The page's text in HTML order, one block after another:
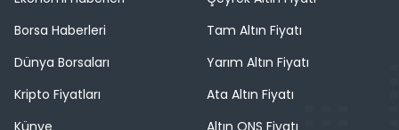
Borsa Haberleri
Dünya Borsaları
Kripto Fiyatları
Tam Altın Fiyatı
Yarım Altın Fiyatı
Ata Altın Fiyatı